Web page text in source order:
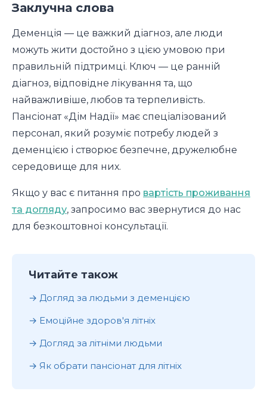
Заклучна слова
Деменція — це важкий діагноз, але люди
можуть жити достойно з цією умовою при
правильній підтримці. Ключ — це ранній
діагноз, відповідне лікування та, що
найважливіше, любов та терпеливість.
Пансіонат «Дім Надії» має спеціалізований
персонал, який розуміє потребу людей з
деменцією і створює безпечне, дружелюбне
середовище для них.
Якщо у вас є питання про вартість проживання
та догляду, запросимо вас звернутися до нас
для безкоштовної консультації.
Читайте також
Догляд за людьми з деменцією
Емоційне здоров'я літніх
Догляд за літніми людьми
Як обрати пансіонат для літніх